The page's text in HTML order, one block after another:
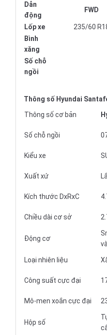
Dẫn
động
FWD
Lốp xe 235/60
Bình
xăng
Số chỗ
ngồi
Thông số Hyundai
Thông số cơ bản
Số chỗ ngồi
Kiểu xe
Xuất xứ
Kích thước DxRxC
Chiều dài cơ sở
Động cơ
Loại nhiên liệu
Công suất cực đại
Mô-men xoắn cực đại
Hộp số